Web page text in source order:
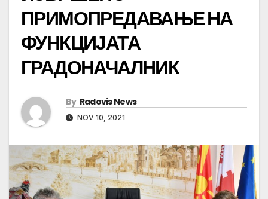
ПРИМОПРЕДАВАЊЕ НА
ФУНКЦИЈАТА
ГРАДОНАЧАЛНИК
By Radovis News
NOV 10, 2021